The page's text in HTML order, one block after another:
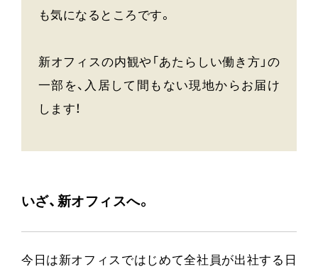
も気になるところです。
新オフィスの内観や「あたらしい働き方」の
一部を、入居して間もない現地からお届け
します！
いざ、新オフィスへ。
今日は新オフィスではじめて全社員が出社する日